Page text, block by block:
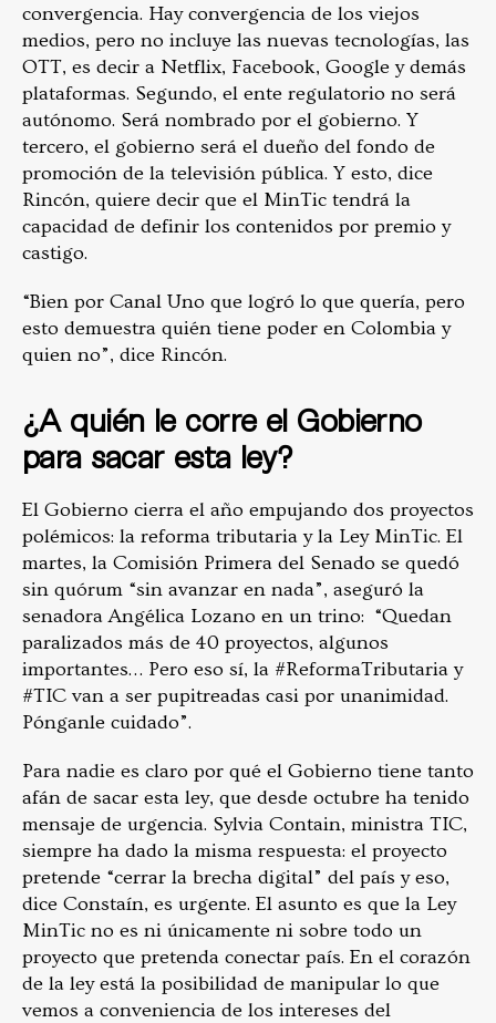
convergencia. Hay convergencia de los viejos
medios, pero no incluye las nuevas tecnologías, las
OTT, es decir a Netflix, Facebook, Google y demás
plataformas. Segundo, el ente regulatorio no será
autónomo. Será nombrado por el gobierno. Y
tercero, el gobierno será el dueño del fondo de
promoción de la televisión pública. Y esto, dice
Rincón, quiere decir que el MinTic tendrá la
capacidad de definir los contenidos por premio y
castigo.
“Bien por Canal Uno que logró lo que quería, pero
esto demuestra quién tiene poder en Colombia y
quien no”, dice Rincón.
¿A quién le corre el Gobierno
para sacar esta ley?
El Gobierno cierra el año empujando dos proyectos
polémicos: la reforma tributaria y la Ley MinTic. El
martes, la Comisión Primera del Senado se quedó
sin quórum “sin avanzar en nada”, aseguró la
senadora Angélica Lozano en un trino: “Quedan
paralizados más de 40 proyectos, algunos
importantes… Pero eso sí, la #ReformaTributaria y
#TIC van a ser pupitreadas casi por unanimidad.
Pónganle cuidado”.
Para nadie es claro por qué el Gobierno tiene tanto
afán de sacar esta ley, que desde octubre ha tenido
mensaje de urgencia. Sylvia Contain, ministra TIC,
siempre ha dado la misma respuesta: el proyecto
pretende “cerrar la brecha digital” del país y eso,
dice Constaín, es urgente. El asunto es que la Ley
MinTic no es ni únicamente ni sobre todo un
proyecto que pretenda conectar país. En el corazón
de la ley está la posibilidad de manipular lo que
vemos a conveniencia de los intereses del